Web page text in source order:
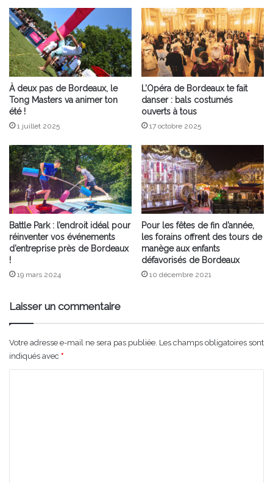
À deux pas de Bordeaux, le
Tong Masters va animer ton
été !
1 juillet 2025
L’Opéra de Bordeaux te fait
danser : bals costumés
ouverts à tous
17 octobre 2025
Battle Park : l’endroit idéal pour
réinventer vos événements
d’entreprise près de Bordeaux
!
19 mars 2024
Pour les fêtes de fin d’année,
les forains offrent des tours de
manège aux enfants
défavorisés de Bordeaux
10 décembre 2021
Laisser un commentaire
Votre adresse e-mail ne sera pas publiée. Les champs obligatoires sont
indiqués avec *